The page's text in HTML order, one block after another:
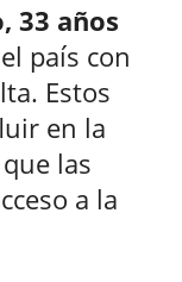
33 años
país con
Estos
en la
las
a la